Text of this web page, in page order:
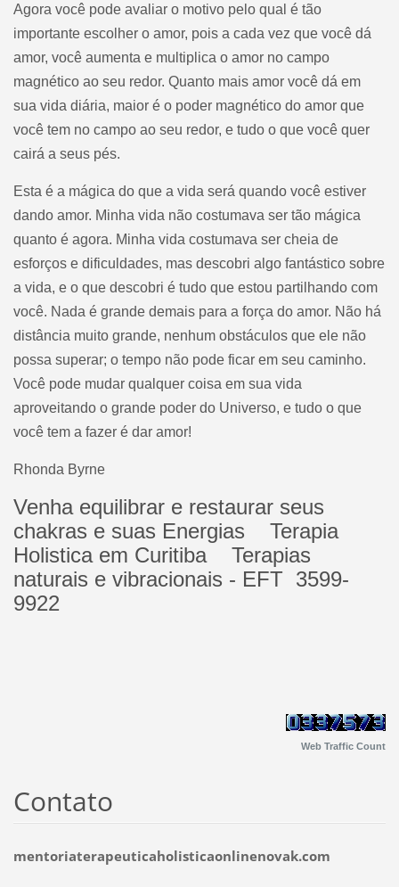
Agora você pode avaliar o motivo pelo qual é tão
importante escolher o amor, pois a cada vez que você dá
amor, você aumenta e multiplica o amor no campo
magnético ao seu redor. Quanto mais amor você dá em
sua vida diária, maior é o poder magnético do amor que
você tem no campo ao seu redor, e tudo o que você quer
cairá a seus pés.
Esta é a mágica do que a vida será quando você estiver
dando amor. Minha vida não costumava ser tão mágica
quanto é agora. Minha vida costumava ser cheia de
esforços e dificuldades, mas descobri algo fantástico sobre
a vida, e o que descobri é tudo que estou partilhando com
você. Nada é grande demais para a força do amor. Não há
distância muito grande, nenhum obstáculos que ele não
possa superar; o tempo não pode ficar em seu caminho.
Você pode mudar qualquer coisa em sua vida
aproveitando o grande poder do Universo, e tudo o que
você tem a fazer é dar amor!
Rhonda Byrne
Venha equilibrar e restaurar seus
chakras e suas Energias Terapia
Holistica em Curitiba Terapias
naturais e vibracionais - EFT 3599-
9922
Web Traffic Count
Contato
mentoriaterapeuticaholisticaonlinenovak.com